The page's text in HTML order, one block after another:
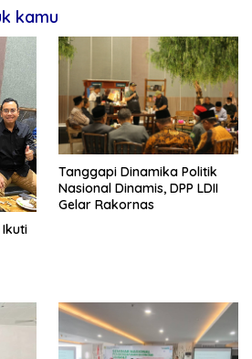
kamu
Ikuti
Tanggapi Dinamika Politik
Nasional Dinamis, DPP LDII
Gelar Rakornas